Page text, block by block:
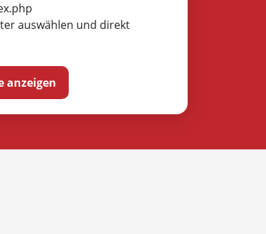
auswählen und direkt
anzeigen